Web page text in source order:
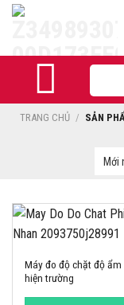
Skip
TRANG CHỦ / SẢN
Máy đo độ chặt độ ẩm
hiện trường